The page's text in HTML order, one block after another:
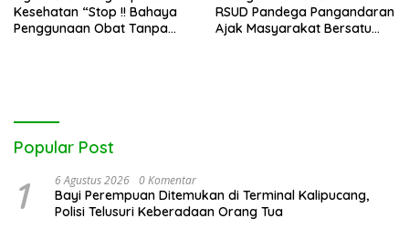
Kesehatan “Stop !! Bahaya
Penggunaan Obat Tanpa
RSUD Pandega Pangandaran
Ajak Masyarakat Bersatu
Popular Post
1 6 Agustus 2026 0 Komentar
Bayi Perempuan Ditemukan di Terminal Kalipucang,
Polisi Telusuri Keberadaan Orang Tua